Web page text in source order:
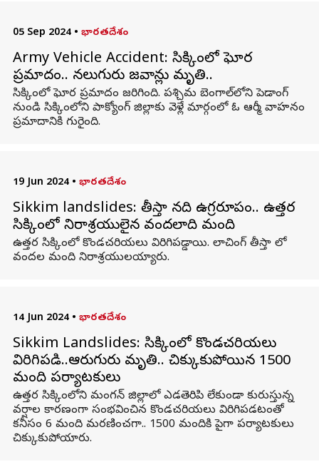
05 Sep 2024 • భారతదేశం
Army Vehicle Accident: సిక్కింలో ఘోర
ప్రమాదం.. నలుగురు జవాన్లు మృతి..
సిక్కింలో ఘోర ప్రమాదం జరిగింది. పశ్చిమ బెంగాల్‌లోని పెడాంగ్
నుండి సిక్కింలోని పాక్యోంగ్ జిల్లాకు వెళ్లే మార్గంలో ఓ ఆర్మీ వాహనం
ప్రమాదానికి గురైంది.
19 Jun 2024 • భారతదేశం
Sikkim landslides: తీస్తా నది ఉగ్రరూపం.. ఉత్తర
సిక్కింలో నిరాశ్రయులైన వందలాది మంది
ఉత్తర సిక్కింలో కొండచరియలు విరిగిపడ్డాయి. లాచింగ్ తీస్తా లో
వందల మంది నిరాశ్రయులయ్యారు.
14 Jun 2024 • భారతదేశం
Sikkim Landslides: సిక్కింలో కొండచరియలు
విరిగిపడి..ఆరుగురు మృతి.. చిక్కుకుపోయిన 1500
మంది పర్యాటకులు
ఉత్తర సిక్కింలోని మంగన్ జిల్లాలో ఎడతెరిపి లేకుండా కురుస్తున్న
వర్షాల కారణంగా సంభవించిన కొండచరియలు విరిగిపడటంతో
కనీసం 6 మంది మరణించగా.. 1500 మందికి పైగా పర్యాటకులు
చిక్కుకుపోయారు.